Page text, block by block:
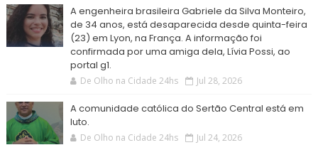
A engenheira brasileira Gabriele da Silva Monteiro,
de 34 anos, está desaparecida desde quinta-feira
(23) em Lyon, na França. A informação foi
confirmada por uma amiga dela, Lívia Possi, ao
portal g1.
De Olho na Cidade 24hs Jul 28, 2026
A comunidade católica do Sertão Central está em
luto.
De Olho na Cidade 24hs Jul 24, 2026